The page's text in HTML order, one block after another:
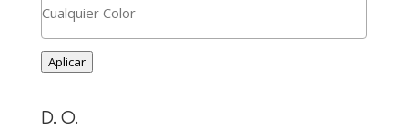
Aplicar
D. O.